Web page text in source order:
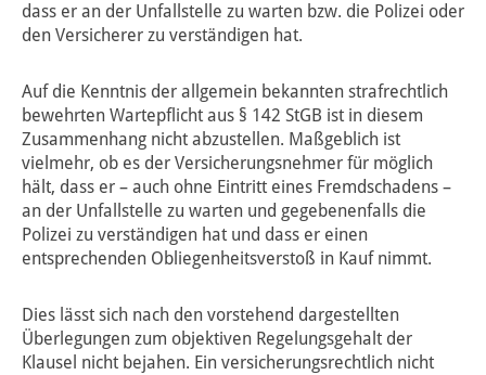
dass er an der Unfallstelle zu warten bzw. die Polizei oder
den Versicherer zu verständigen hat.
Auf die Kenntnis der allgemein bekannten strafrechtlich
bewehrten Wartepflicht aus § 142 StGB ist in diesem
Zusammenhang nicht abzustellen. Maßgeblich ist
vielmehr, ob es der Versicherungsnehmer für möglich
hält, dass er – auch ohne Eintritt eines Fremdschadens –
an der Unfallstelle zu warten und gegebenenfalls die
Polizei zu verständigen hat und dass er einen
entsprechenden Obliegenheitsverstoß in Kauf nimmt.
Dies lässt sich nach den vorstehend dargestellten
Überlegungen zum objektiven Regelungsgehalt der
Klausel nicht bejahen. Ein versicherungsrechtlich nicht